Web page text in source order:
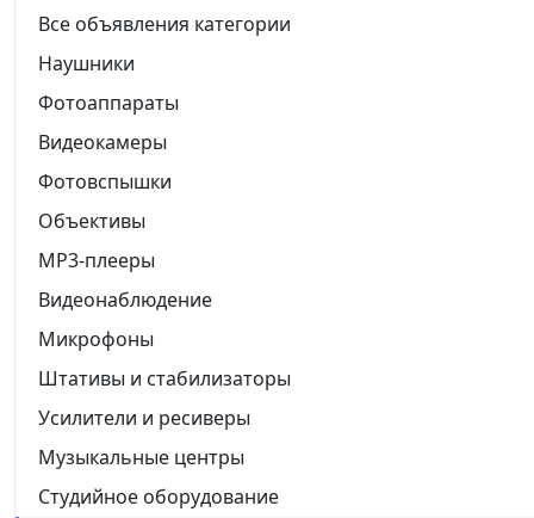
Все объявления категории
Наушники
Фотоаппараты
Видеокамеры
Фотовспышки
Объективы
MP3-плееры
Видеонаблюдение
Микрофоны
Штативы и стабилизаторы
Усилители и ресиверы
Музыкальные центры
Студийное оборудование